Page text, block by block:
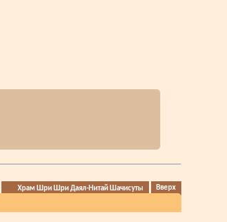
Храм Шри Шри Даял-Нитай Шачисуты Вверх